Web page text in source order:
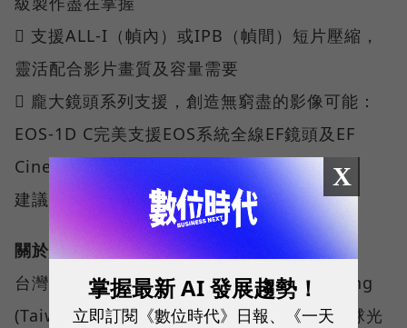
 支援ALL-I（幀內）或IPB（幀間）短片壓縮，
靈活配合影片畫質及容量需要
 龐大鏡頭系列支援，創造無窮盡的影像可能：
EOS-1D C完美支援EOS系統全線EF鏡頭及EF
Cinema定焦及變焦電影鏡頭
建議售價：NT$389,900
關於台灣佳能資訊
台灣佳能資訊股份有限公司(Canon Marketing
(Taiwan) Co., Ltd)成立於2001年4月，為全球光
X
掌握最新 AI 發展趨勢！
立即訂閱《數位時代》日報、《一天